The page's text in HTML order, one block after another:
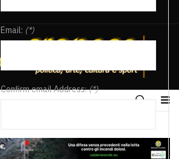
Email: (*)
Confirm email Address:(*)